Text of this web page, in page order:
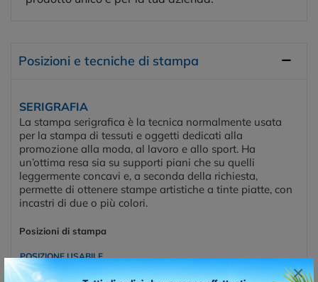
×
Posizioni e tecniche di stampa
SERIGRAFIA
La stampa serigrafica è la tecnica normalmente usata
per la stampa di tessuti e oggetti dedicati alla
promozione alla moda, al lavoro e allo sport. Ha
un’ottima resa sia su supporti piani che su quelli
leggermente concavi e, a seconda della richiesta,
permette di ottenere stampe artistiche a tinte piatte, con
incastri di due o più colori.
Posizioni di stampa
POSIZIONE USABILE